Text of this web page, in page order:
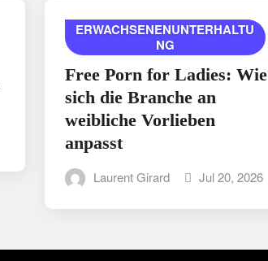
ERWACHSENENUNTERHALTU
NG
Free Porn for Ladies: Wie
sich die Branche an
weibliche Vorlieben
anpasst
Laurent Girard Jul 20, 2026